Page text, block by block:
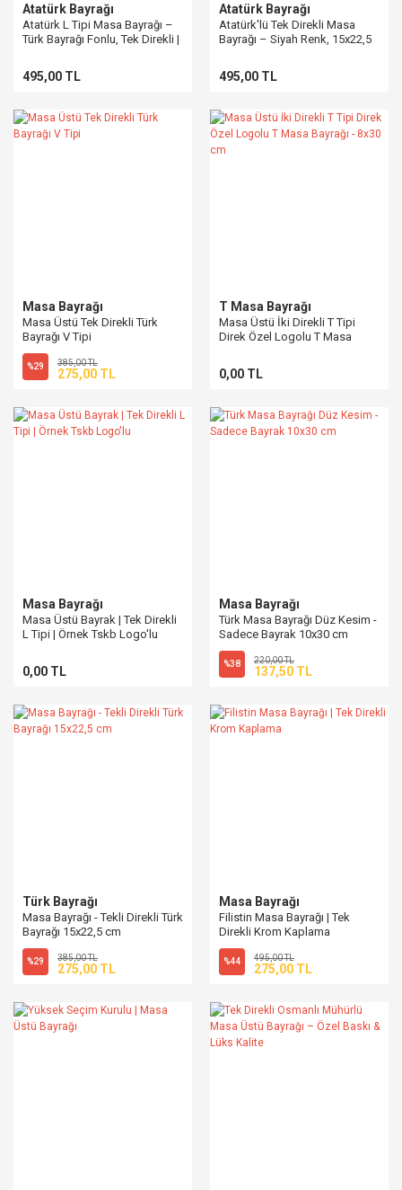
Atatürk Bayrağı
Atatürk L Tipi Masa Bayrağı –
Türk Bayrağı Fonlu, Tek Direkli |
495,00 TL
Atatürk Bayrağı
Atatürk'lü Tek Direkli Masa
Bayrağı – Siyah Renk, 15x22,5
495,00 TL
Masa Bayrağı
Masa Üstü Tek Direkli Türk
Bayrağı V Tipi
%29 385,00 TL
275,00 TL
T Masa Bayrağı
Masa Üstü İki Direkli T Tipi
Direk Özel Logolu T Masa
0,00 TL
Masa Bayrağı
Masa Üstü Bayrak | Tek Direkli
L Tipi | Örnek Tskb Logo'lu
0,00 TL
Masa Bayrağı
Türk Masa Bayrağı Düz Kesim -
Sadece Bayrak 10x30 cm
%38 220,00 TL
137,50 TL
Türk Bayrağı
Masa Bayrağı - Tekli Direkli Türk
Bayrağı 15x22,5 cm
%29 385,00 TL
275,00 TL
Masa Bayrağı
Filistin Masa Bayrağı | Tek
Direkli Krom Kaplama
%44 495,00 TL
275,00 TL